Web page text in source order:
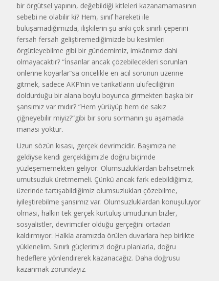
bir örgütsel yapının, değebildiği kitleleri kazanamamasının
sebebi ne olabilir ki? Hem, sınıf hareketi ile
buluşamadığımızda, ilişkilerin şu anki çok sınırlı çeperini
fersah fersah geliştiremediğimizde bu kesimleri
örgütleyebilme gibi bir gündemimiz, imkânımız dahi
olmayacaktır? “İnsanlar ancak çözebilecekleri sorunları
önlerine koyarlar”sa öncelikle en acil sorunun üzerine
gitmek, sadece AKP’nin ve tarikatların ulufeciliğinin
doldurduğu bir alana boylu boyunca girmekten başka bir
şansımız var mıdır? “Hem yürüyüp hem de sakız
çiğneyebilir miyiz?”gibi bir soru sormanın şu aşamada
manası yoktur.
Uzun sözün kısası, gerçek devrimcidir. Başımıza ne
geldiyse kendi gerçekliğimizle doğru biçimde
yüzleşememekten geliyor. Olumsuzluklardan bahsetmek
umutsuzluk üretmemeli. Çünkü ancak fark edebildiğimiz,
üzerinde tartışabildiğimiz olumsuzlukları çözebilme,
iyileştirebilme şansımız var. Olumsuzluklardan konuşuluyor
olması, halkın tek gerçek kurtuluş umudunun bizler,
sosyalistler, devrimciler olduğu gerçeğini ortadan
kaldırmıyor. Halkla aramızda örülen duvarlara hep birlikte
yüklenelim. Sınırlı güçlerimizi doğru planlarla, doğru
hedeflere yönlendirerek kazanacağız. Daha doğrusu
kazanmak zorundayız.